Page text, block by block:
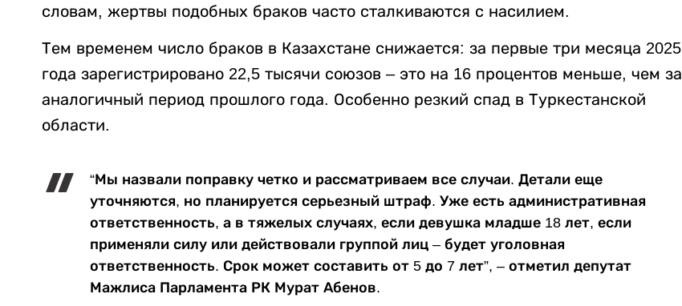
словам, жертвы подобных браков часто сталкиваются с насилием.
Тем временем число браков в Казахстане снижается: за первые три месяца 2025
года зарегистрировано 22,5 тысячи союзов – это на 16 процентов меньше, чем за
аналогичный период прошлого года. Особенно резкий спад в Туркестанской
области.
“Мы назвали поправку четко и рассматриваем все случаи. Детали еще
уточняются, но планируется серьезный штраф. Уже есть административная
ответственность, а в тяжелых случаях, если девушка младше 18 лет, если
применяли силу или действовали группой лиц – будет уголовная
ответственность. Срок может составить от 5 до 7 лет”, – отметил депутат
Мажлиса Парламента РК Мурат Абенов.